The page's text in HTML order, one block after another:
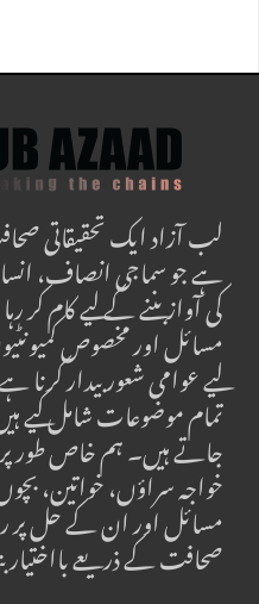
لب آزاد ایک تحقیقاتی
ہے جو سماجی انصاف،
کی آواز بننے کے لیے کام
مسائل اور مخصوص
لیے عوامی شعور بیدار
تمام موضوعات شامل کیے
جاتے ہیں۔ ہم خاص طور پر
خواجہ سراؤں، خواتین،
مسائل اور ان کے حل پر
صحافت کے ذریعے